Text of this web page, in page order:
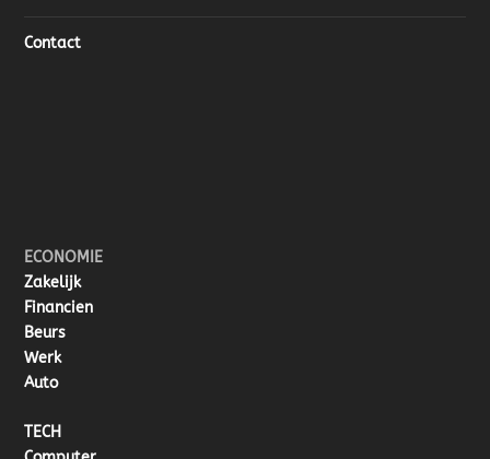
Contact
ECONOMIE
Zakelijk
Financien
Beurs
Werk
Auto
TECH